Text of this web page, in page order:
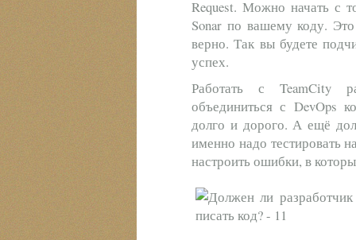
Request. Можно начать с
Sonar по вашему коду.
верно. Так вы будете
успех.
Работать с TeamCity
объединиться с DevOps
долго и дорого. А ещё
именно надо тестировать
настроить ошибки, в